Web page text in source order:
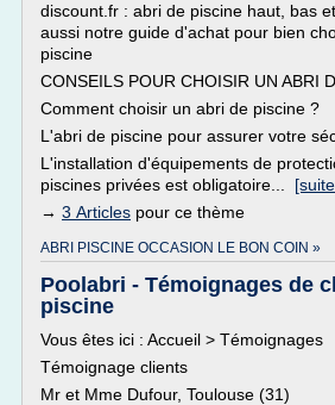
discount.fr : abri de piscine haut, bas
aussi notre guide d'achat pour bien
piscine
CONSEILS POUR CHOISIR UN ABRI
Comment choisir un abri de piscine ?
L'abri de piscine pour assurer votre
L'installation d'équipements de
piscines privées est obligatoire...
→ 3 Articles pour ce thème
ABRI PISCINE OCCASION LE BON COIN »
Poolabri - Témoignages de
piscine
Vous êtes ici : Accueil > Témoignages
Témoignage clients
Mr et Mme Dufour, Toulouse (31)